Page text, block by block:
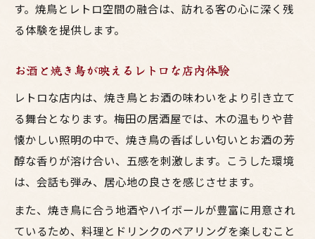
す。焼鳥とレトロ空間の融合は、訪れる客の心に深く残
る体験を提供します。
お酒と焼き鳥が映えるレトロな店内体験
レトロな店内は、焼き鳥とお酒の味わいをより引き立て
る舞台となります。梅田の居酒屋では、木の温もりや昔
懐かしい照明の中で、焼き鳥の香ばしい匂いとお酒の芳
醇な香りが溶け合い、五感を刺激します。こうした環境
は、会話も弾み、居心地の良さを感じさせます。
また、焼き鳥に合う地酒やハイボールが豊富に用意され
ているため、料理とドリンクのペアリングを楽しむこと